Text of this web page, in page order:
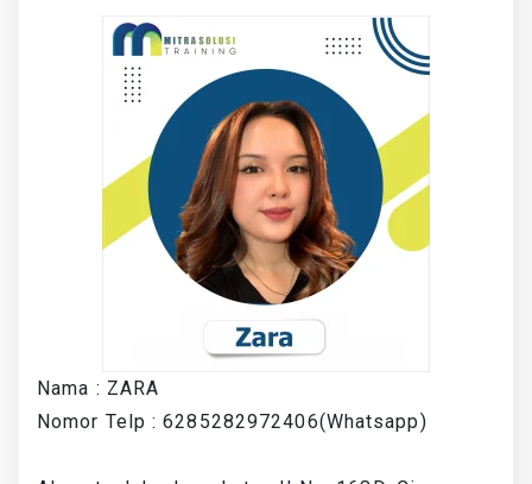
Nama : ZARA
Nomor Telp : 6285282972406(Whatsapp)